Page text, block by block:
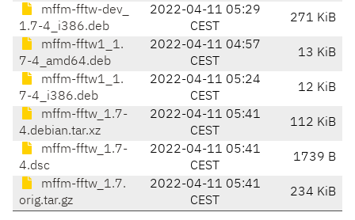
mffm-fftw-dev_
1.7-4_i386.deb
2022-04-11 05:29
CEST
271 KiB
mffm-fftw1_1.
7-4_amd64.deb
2022-04-11 04:57
CEST
13 KiB
mffm-fftw1_1.
7-4_i386.deb
2022-04-11 05:24
CEST
12 KiB
mffm-fftw_1.7-
4.debian.tar.xz
2022-04-11 05:41
CEST
112 KiB
mffm-fftw_1.7-
4.dsc
2022-04-11 05:41
CEST
1739 B
mffm-fftw_1.7.
orig.tar.gz
2022-04-11 05:41
CEST
234 KiB